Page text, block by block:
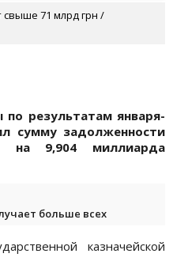
свыше 71 млрд грн /
результатам января-
сумму задолженности
на 9,904 миллиарда
больше всех
казначейской